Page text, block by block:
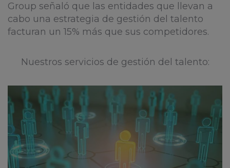
Group señaló que las entidades que llevan a
cabo una estrategia de gestión del talento
facturan un 15% más que sus competidores.
Nuestros servicios de gestión del talento: